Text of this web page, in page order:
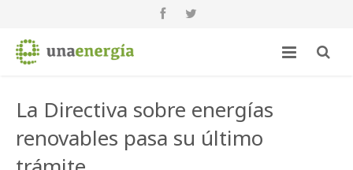
La Directiva sobre energías
renovables pasa su último